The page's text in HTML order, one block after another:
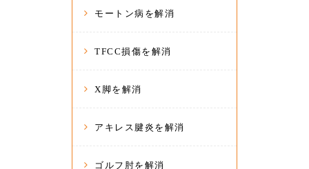
モートン病を解消
TFCC損傷を解消
X脚を解消
アキレス腱炎を解消
ゴルフ肘を解消